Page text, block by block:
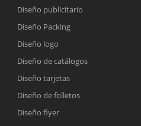
Diseño publicitario
Diseño Packing
Diseño logo
Diseño de catálogos
Diseño tarjetas
Diseño de folletos
Diseño flyer